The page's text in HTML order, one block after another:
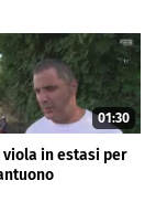
01:30
viola in estasi per